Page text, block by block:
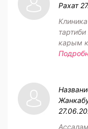
Рахат
карым